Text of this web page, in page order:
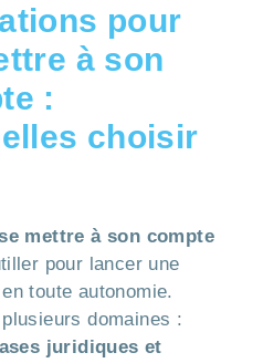
pour
à son
:
choisir
mettre à son compte
pour lancer une
toute autonomie.
domaines :
juridiques et